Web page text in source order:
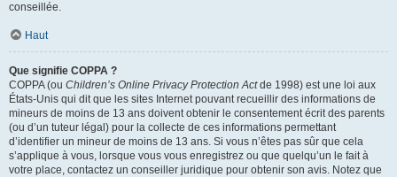
conseillée.
Haut
Que signifie COPPA ?
COPPA (ou Children’s Online Privacy Protection Actde 1998) est une loi aux
États-Unis qui dit que les sites Internet pouvant recueillir des informations de
mineurs de moins de 13 ans doivent obtenir le consentement écrit des parents
(ou d’un tuteur légal) pour la collecte de ces informations permettant
d’identifier un mineur de moins de 13 ans. Si vous n’êtes pas sûr que cela
s’applique à vous, lorsque vous vous enregistrez ou que quelqu’un le fait à
votre place, contactez un conseiller juridique pour obtenir son avis. Notez que